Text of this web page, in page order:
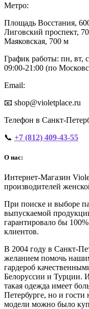
Метро:
Площадь Восстания,
Лиговский проспект,
Маяковская, 700 м
График работы: пн, вт,
09:00‑21:00 (по
Email:
📧 shop@violetplace.ru
Телефон в Санкт-
📞 +7 (812) 409-43-55
О нас:
Интернет-Магазин
производителей
При поиске и выборе
выпускаемой
гарантировало бы
клиентов.
В 2004 году в Санкт-
желанием помочь
гардероб
Белоруссии и Турции.
такая одежда имеет
Петербурге, но и
модели можно было